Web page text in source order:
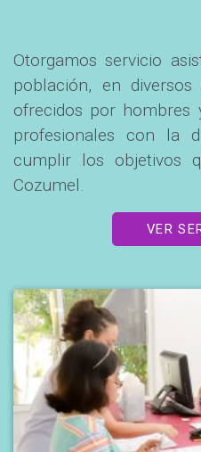
Otorgamos servicio
población, en
ofrecidos por hombres
profesionales con la
cumplir los objetivos
Cozumel.
VER